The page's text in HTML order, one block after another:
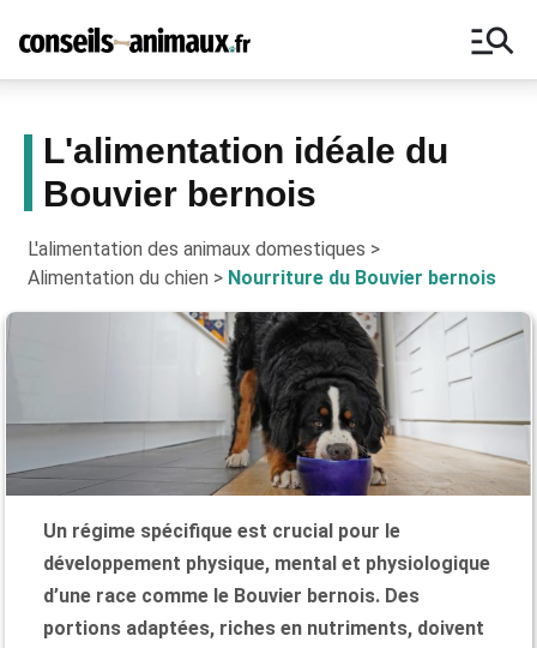
manage_search
L'alimentation idéale du
Bouvier bernois
L'alimentation des animaux domestiques >
Alimentation du chien > Nourriture du Bouvier bernois
Un régime spécifique est crucial pour le
développement physique, mental et physiologique
d’une race comme le Bouvier bernois. Des
portions adaptées, riches en nutriments, doivent
aucun conseil pour vos animaux !